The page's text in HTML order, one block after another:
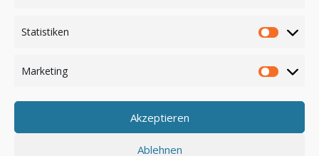
Statistiken
Marketing
Akzeptieren
Ablehnen
Anmelden